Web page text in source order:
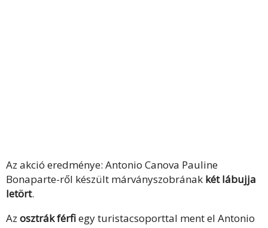
Az akció eredménye: Antonio Canova Pauline
Bonaparte-ről készült márványszobrának két lábujja
letört.
Az osztrák férfiegy turistacsoporttal ment el Antonio